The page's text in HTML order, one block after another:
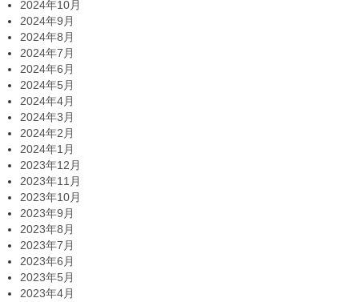
2024年10月
2024年9月
2024年8月
2024年7月
2024年6月
2024年5月
2024年4月
2024年3月
2024年2月
2024年1月
2023年12月
2023年11月
2023年10月
2023年9月
2023年8月
2023年7月
2023年6月
2023年5月
2023年4月